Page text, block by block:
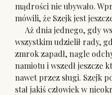
mądrości nie ubywało.
mówili, że Szejk jest
Aż dnia jednego, gdy
wszystkim udzielił rady,
zmrok zapadł, nagle
namiotu i wszedł jeszcze
nawet przez sługi. Szejk
stał jakiś człowiek w